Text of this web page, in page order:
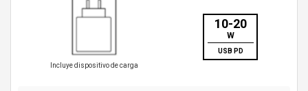
Incluye dispositivo de carga
10-20
W
USB PD